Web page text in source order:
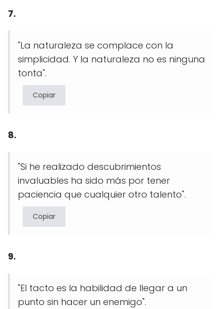
7.
"La naturaleza se complace con la
simplicidad. Y la naturaleza no es ninguna
tonta".
Copiar
8.
"Si he realizado descubrimientos
invaluables ha sido más por tener
paciencia que cualquier otro talento".
Copiar
9.
"El tacto es la habilidad de llegar a un
punto sin hacer un enemigo".